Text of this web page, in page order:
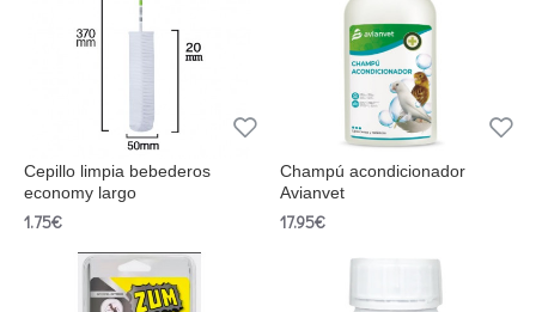
Cepillo limpia bebederos
economy largo
1.75€
Champú acondicionador
Avianvet
17.95€